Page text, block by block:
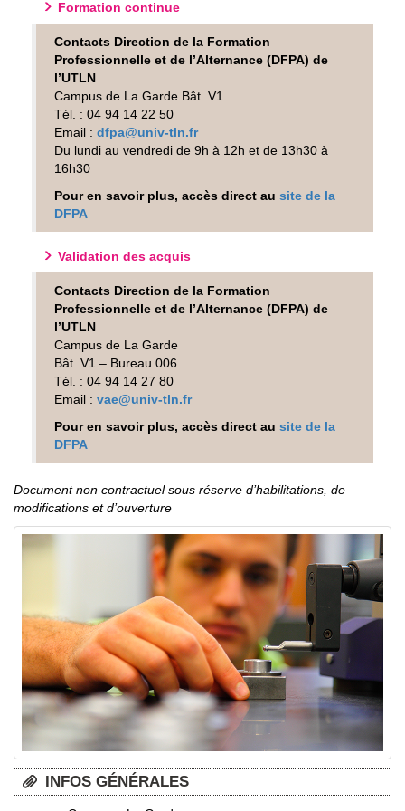
Formation continue
Contacts Direction de la Formation
Professionnelle et de l’Alternance (DFPA) de
l’UTLN
Campus de La Garde Bât. V1
Tél. : 04 94 14 22 50
Email : dfpa@univ-tln.fr
Du lundi au vendredi de 9h à 12h et de 13h30 à
16h30
Pour en savoir plus, accès direct au site de la
DFPA
Validation des acquis
Contacts Direction de la Formation
Professionnelle et de l’Alternance (DFPA) de
l’UTLN
Campus de La Garde
Bât. V1 – Bureau 006
Tél. : 04 94 14 27 80
Email : vae@univ-tln.fr
Pour en savoir plus, accès direct au site de la
DFPA
Document non contractuel sous réserve d’habilitations, de
modifications et d’ouverture
INFOS GÉNÉRALES